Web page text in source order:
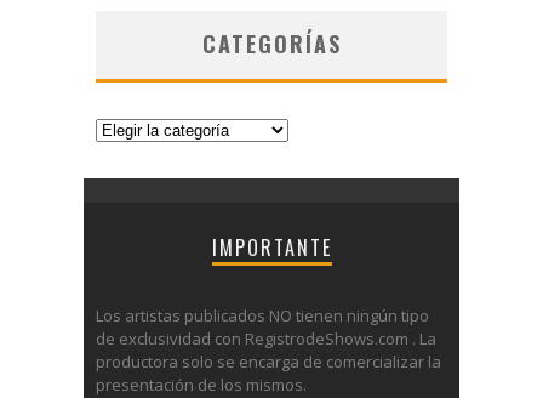
CATEGORÍAS
Categorías
IMPORTANTE
Los artistas publicados NO tienen ningún tipo
de exclusividad con RegistrodeShows.com . La
productora solo se encarga de comercializar la
presentación de los mismos.